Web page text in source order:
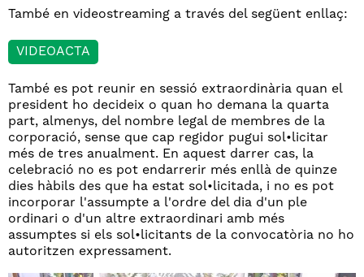
També en videostreaming a través del següent enllaç:
VIDEOACTA
També es pot reunir en sessió extraordinària quan el
president ho decideix o quan ho demana la quarta
part, almenys, del nombre legal de membres de la
corporació, sense que cap regidor pugui sol•licitar
més de tres anualment. En aquest darrer cas, la
celebració no es pot endarrerir més enllà de quinze
dies hàbils des que ha estat sol•licitada, i no es pot
incorporar l'assumpte a l'ordre del dia d'un ple
ordinari o d'un altre extraordinari amb més
assumptes si els sol•licitants de la convocatòria no ho
autoritzen expressament.